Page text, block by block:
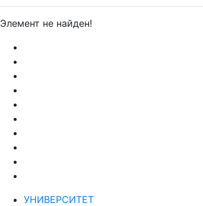
Элемент не найден!
УНИВЕРСИТЕТ